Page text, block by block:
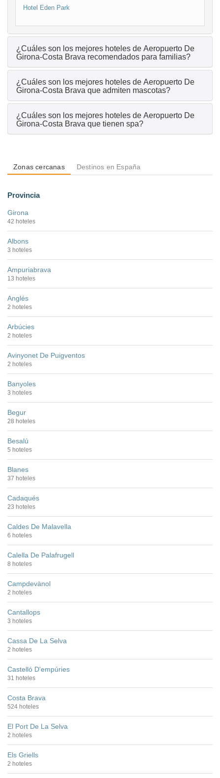
Hotel Eden Park
¿Cuáles son los mejores hoteles de Aeropuerto De
Girona-Costa Brava recomendados para familias?
¿Cuáles son los mejores hoteles de Aeropuerto De
Girona-Costa Brava que admiten mascotas?
¿Cuáles son los mejores hoteles de Aeropuerto De
Girona-Costa Brava que tienen spa?
Zonas cercanas Destinos en España
Provincia
Girona
42 hoteles
Albons
3 hoteles
Ampuriabrava
13 hoteles
Anglés
2 hoteles
Arbúcies
2 hoteles
Avinyonet De Puigventos
2 hoteles
Banyoles
3 hoteles
Begur
28 hoteles
Besalú
5 hoteles
Blanes
37 hoteles
Cadaqués
23 hoteles
Caldes De Malavella
6 hoteles
Calella De Palafrugell
8 hoteles
Campdevànol
2 hoteles
Cantallops
3 hoteles
Cassa De La Selva
2 hoteles
Castelló D'empúries
31 hoteles
Costa Brava
524 hoteles
El Port De La Selva
2 hoteles
Els Griells
2 hoteles